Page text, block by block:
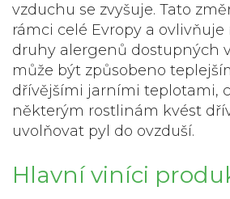
vzduchu se zvyšuje. Tato
rámci celé Evropy a ovlivňuje
druhy alergenů dostupných
může být způsobeno
dřívějšími jarními teplotami,
některým rostlinám kvést
uvolňovat pyl do ovzduší.
Hlavní viníci